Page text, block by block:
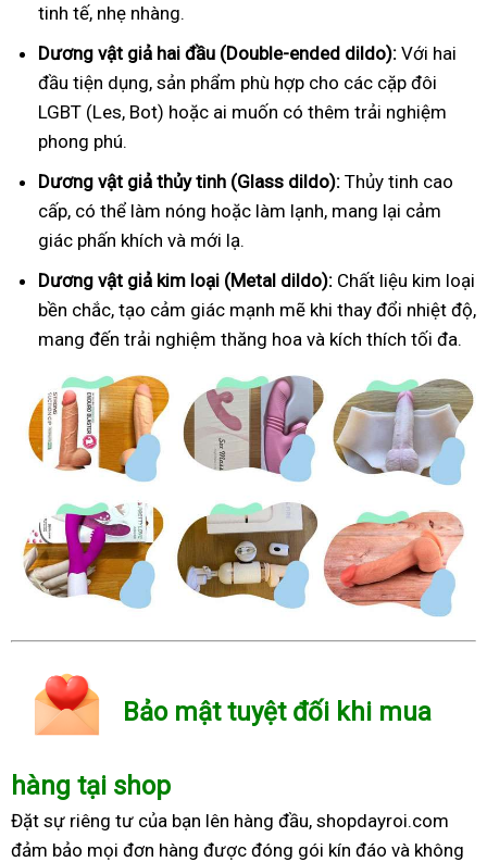
tinh tế, nhẹ nhàng.
Dương vật giả hai đầu (Double-ended dildo): Với hai
đầu tiện dụng, sản phẩm phù hợp cho các cặp đôi
LGBT (Les, Bot) hoặc ai muốn có thêm trải nghiệm
phong phú.
Dương vật giả thủy tinh (Glass dildo): Thủy tinh cao
cấp, có thể làm nóng hoặc làm lạnh, mang lại cảm
giác phấn khích và mới lạ.
Dương vật giả kim loại (Metal dildo): Chất liệu kim loại
bền chắc, tạo cảm giác mạnh mẽ khi thay đổi nhiệt độ,
mang đến trải nghiệm thăng hoa và kích thích tối đa.
Bảo mật tuyệt đối khi mua
hàng tại shop
Đặt sự riêng tư của bạn lên hàng đầu, shopdayroi.com
đảm bảo mọi đơn hàng được đóng gói kín đáo và không